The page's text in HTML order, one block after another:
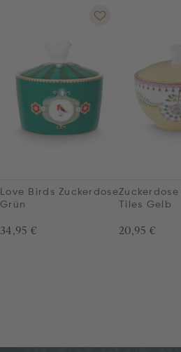
Love Birds Zuckerdose
Grün
34,95 €
Tiles Gelb
20,95 €